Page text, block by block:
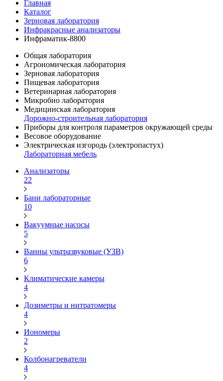
Главная
Каталог
Зерновая лаборатория
Инфракрасные анализаторы
Инфраматик-8800
Общая лаборатория
Агрономическая лаборатория
Зерновая лаборатория
Пищевая лаборатория
Ветеринарная лаборатория
Микробио лаборатория
Медицинская лаборатория
Дорожно-строительная лаборатория
Приборы для контроля параметров окружающей среды
Весовое оборудование
Электрическая изгородь (электропастух)
Лабораторная мебель
Анализаторы
22
Бани лабораторные
10
Вакуумные насосы
5
Ванны ультразвуковые (УЗВ)
6
Климатические камеры
4
Дозиметры и нитратомеры
4
Иономеры
2
Колбонагреватели
4